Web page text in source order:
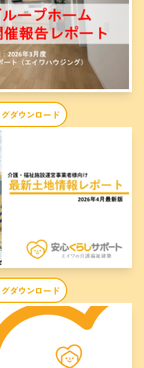
ダウンロード
ダウンロード